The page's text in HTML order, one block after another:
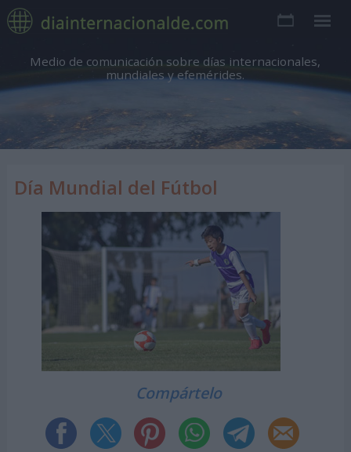
Medio de comunicación sobre días internacionales,
mundiales y efemérides.
Día Mundial del Fútbol
Compártelo